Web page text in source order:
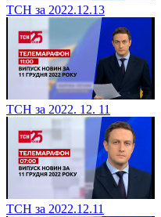
ТСН за 2022.12.13
ТСН за 2022. 12. 11
ТСН за 2022.12.11